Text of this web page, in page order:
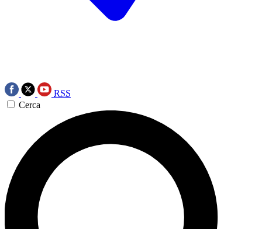
RSS
Cerca